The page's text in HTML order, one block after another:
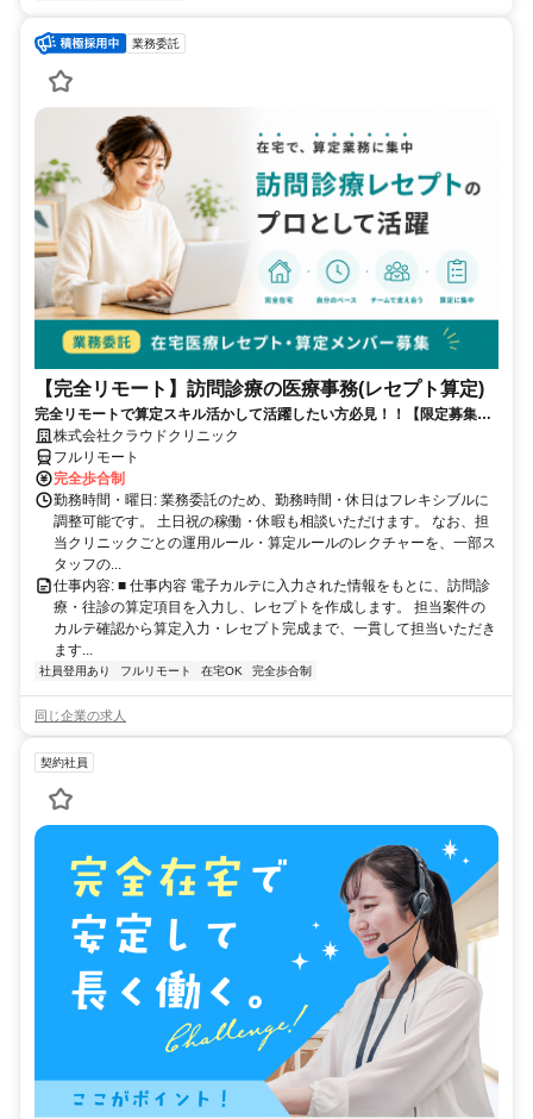
業務委託
【完全リモート】訪問診療の医療事務(レセプト算定)
完全リモートで算定スキル活かして活躍したい方必見！！【限定募集】
完全リモート｜在宅医療レセプト算定（成果報酬型／業務委託）
株式会社クラウドクリニック
フルリモート
完全歩合制
勤務時間・曜日: 業務委託のため、勤務時間・休日はフレキシブルに
調整可能です。 土日祝の稼働・休暇も相談いただけます。 なお、担
当クリニックごとの運用ルール・算定ルールのレクチャーを、一部ス
タッフの...
仕事内容: ■ 仕事内容 電子カルテに入力された情報をもとに、訪問診
療・往診の算定項目を入力し、レセプトを作成します。 担当案件の
カルテ確認から算定入力・レセプト完成まで、一貫して担当いただき
ます...
社員登用あり フルリモート 在宅OK 完全歩合制
同じ企業の求人
契約社員